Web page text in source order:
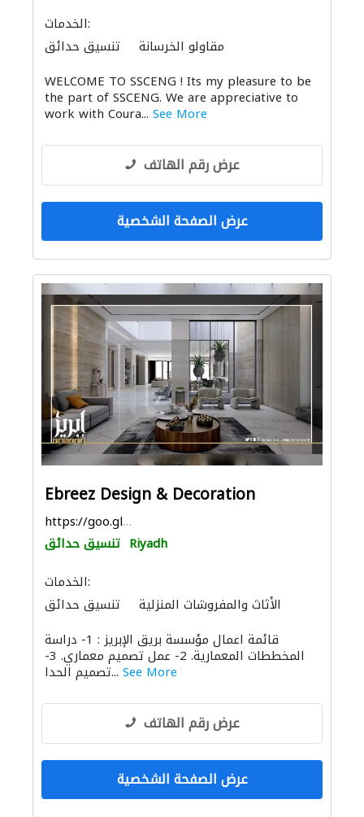
الخدمات:
تنسيق حدائق
مقاولو الخرسانة
أنظمة الاتصالات نظام الصرف الصحي
صيانة المباني الإنارة الديكور الداخلي
WELCOME TO SSCENG ! Its my pleasure to be
the part of SSCENG. We are appreciative to
work with Coura... See More
عرض رقم الهاتف
عرض الصفحة الشخصية
Ebreez Design & Decoration
https://goo.gl/maps/t4F1ErmRoAMEMXGv6
تنسيق حدائق Riyadh
الخدمات:
تنسيق حدائق
الأثاث والمفروشات المنزلية
التصميم المعماري
قائمة اعمال مؤسسة بريق الإبريز : 1- دراسة
المخططات المعمارية. 2- عمل تصميم معماري. 3-
تصميم الحدا... See More
عرض رقم الهاتف
عرض الصفحة الشخصية